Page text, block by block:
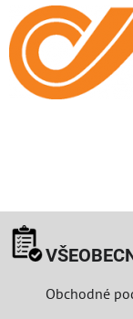
Obchodné